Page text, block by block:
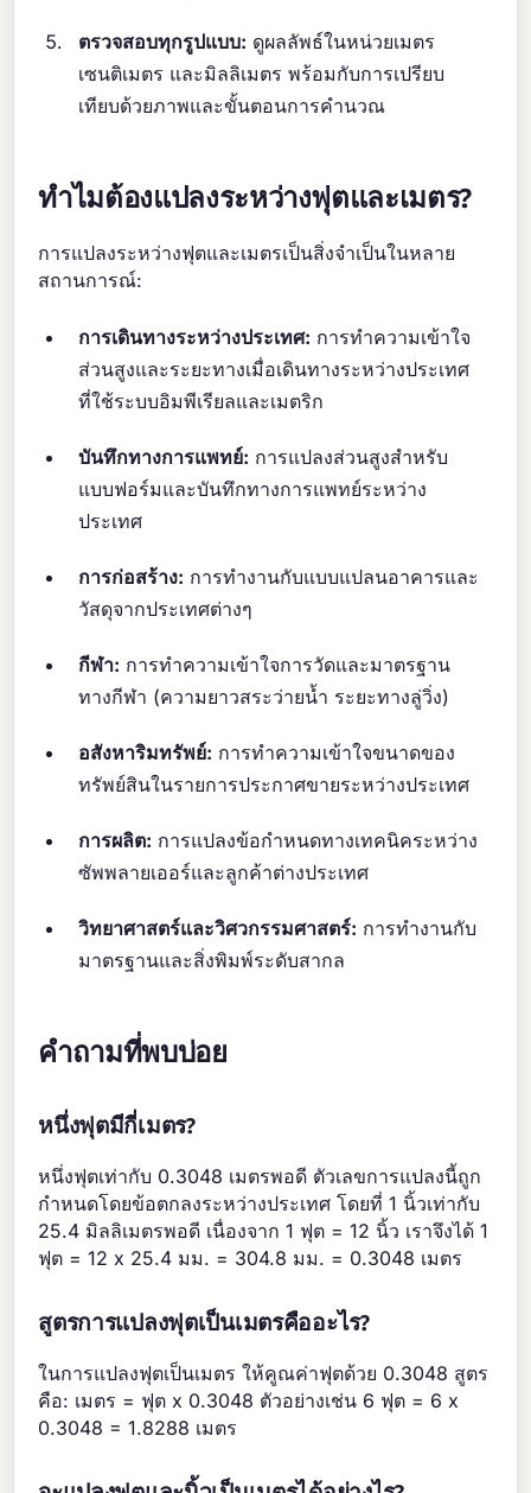
ตรวจสอบทุกรูปแบบ: ดูผลลัพธ์ในหน่วยเมตร
เซนติเมตร และมิลลิเมตร พร้อมกับการเปรียบ
เทียบด้วยภาพและขั้นตอนการคำนวณ
ทำไมต้องแปลงระหว่างฟุตและเมตร?
การแปลงระหว่างฟุตและเมตรเป็นสิ่งจำเป็นในหลาย
สถานการณ์:
การเดินทางระหว่างประเทศ: การทำความเข้าใจ
ส่วนสูงและระยะทางเมื่อเดินทางระหว่างประเทศ
ที่ใช้ระบบอิมพีเรียลและเมตริก
บันทึกทางการแพทย์: การแปลงส่วนสูงสำหรับ
แบบฟอร์มและบันทึกทางการแพทย์ระหว่าง
ประเทศ
การก่อสร้าง: การทำงานกับแบบแปลนอาคารและ
วัสดุจากประเทศต่างๆ
กีฬา: การทำความเข้าใจการวัดและมาตรฐาน
ทางกีฬา (ความยาวสระว่ายน้ำ ระยะทางลู่วิ่ง)
อสังหาริมทรัพย์: การทำความเข้าใจขนาดของ
ทรัพย์สินในรายการประกาศขายระหว่างประเทศ
การผลิต: การแปลงข้อกำหนดทางเทคนิคระหว่าง
ซัพพลายเออร์และลูกค้าต่างประเทศ
วิทยาศาสตร์และวิศวกรรมศาสตร์: การทำงานกับ
มาตรฐานและสิ่งพิมพ์ระดับสากล
คำถามที่พบบ่อย
หนึ่งฟุตมีกี่เมตร?
หนึ่งฟุตเท่ากับ 0.3048 เมตรพอดี ตัวเลขการแปลงนี้ถูก
กำหนดโดยข้อตกลงระหว่างประเทศ โดยที่ 1 นิ้วเท่ากับ
25.4 มิลลิเมตรพอดี เนื่องจาก 1 ฟุต = 12 นิ้ว เราจึงได้ 1
ฟุต = 12 x 25.4 มม. = 304.8 มม. = 0.3048 เมตร
สูตรการแปลงฟุตเป็นเมตรคืออะไร?
ในการแปลงฟุตเป็นเมตร ให้คูณค่าฟุตด้วย 0.3048 สูตร
คือ: เมตร = ฟุต x 0.3048 ตัวอย่างเช่น 6 ฟุต = 6 x
0.3048 = 1.8288 เมตร